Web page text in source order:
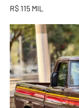
R$ 115 MIL